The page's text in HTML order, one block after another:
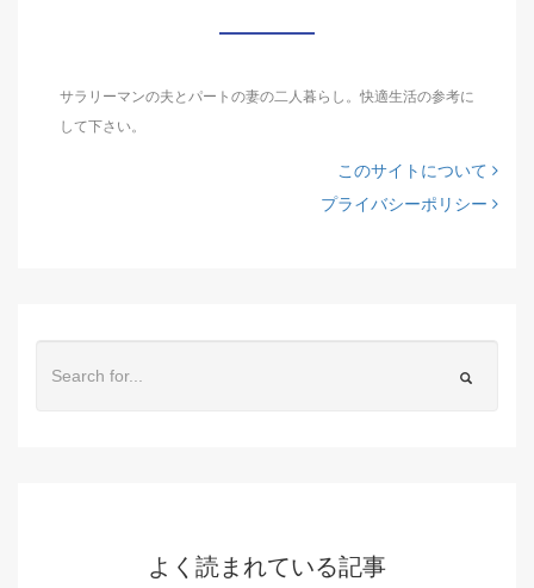
サラリーマンの夫とパートの妻の二人暮らし。快適生活の参考に
して下さい。
このサイトについて
プライバシーポリシー
よく読まれている記事